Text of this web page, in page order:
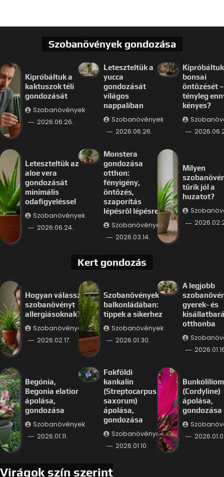
Szobanövények gondozása
Kipróbáltuk a
kaktuszok téli
gondozását
Szobanövények
2026.06.26.
Leteszteltük a
yucca
gondozását
világos
nappaliban
Szobanövények
2026.06.26.
bonsai
öntözését –
tényleg
kényes?
Leteszteltük az
aloe vera
gondozását
minimális
odafigyeléssel
Szobanövények
2026.06.24.
Monstera
gondozása
otthon:
fényigény,
öntözés,
szaporítás
lépésről lépésre
Szobanövények
2026.03.14.
Milyen
tűrik jól a
huzatot?
Kert gondozás
Hogyan válassz
szobanövényt
allergiásoknak?
Szobanövények
2026.02.17.
Szobanövények
balkonládában:
tippek a sikerhez
Szobanövények
2026.01.30.
A legjobb
gyerek- és
otthonba
Begónia,
Begonia elatior
ápolása,
gondozása
Szobanövények
2026.01.11.
Fokföldi
kankalin
(Streptocarpus
saxorum)
ápolása,
gondozása
Szobanövények
2026.01.10.
Bunkóliliom
(Cordyline)
ápolása,
gondozása
Virágok szín szerint